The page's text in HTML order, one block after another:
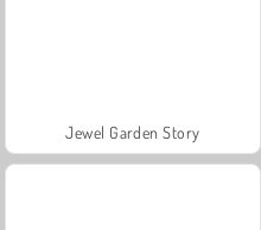
Jewel Garden Story